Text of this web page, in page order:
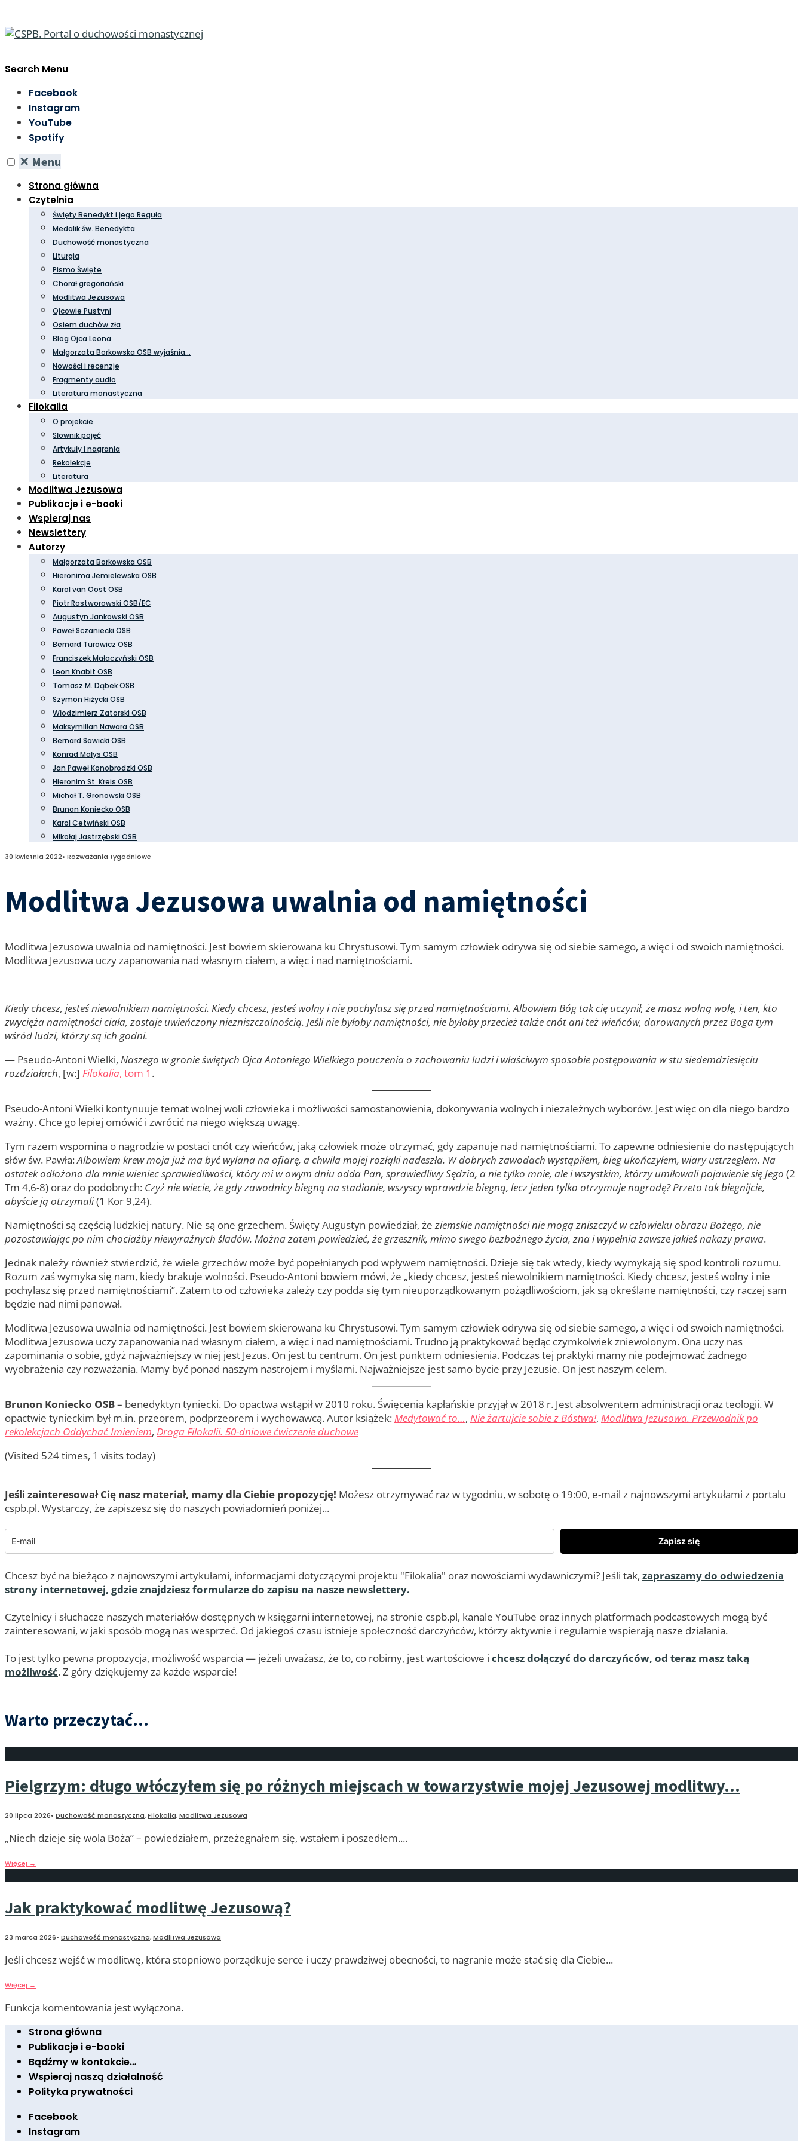
Search Menu
Facebook
Instagram
YouTube
Spotify
✕ Menu
Strona główna
Czytelnia
Święty Benedykt i jego Reguła
Medalik św. Benedykta
Duchowość monastyczna
Liturgia
Pismo Święte
Chorał gregoriański
Modlitwa Jezusowa
Ojcowie Pustyni
Osiem duchów zła
Blog Ojca Leona
Małgorzata Borkowska OSB wyjaśnia…
Nowości i recenzje
Fragmenty audio
Literatura monastyczna
Filokalia
O projekcie
Słownik pojęć
Artykuły i nagrania
Rekolekcje
Literatura
Modlitwa Jezusowa
Publikacje i e-booki
Wspieraj nas
Newslettery
Autorzy
Małgorzata Borkowska OSB
Hieronima Jemielewska OSB
Karol van Oost OSB
Piotr Rostworowski OSB/EC
Augustyn Jankowski OSB
Paweł Sczaniecki OSB
Bernard Turowicz OSB
Franciszek Małaczyński OSB
Leon Knabit OSB
Tomasz M. Dąbek OSB
Szymon Hiżycki OSB
Włodzimierz Zatorski OSB
Maksymilian Nawara OSB
Bernard Sawicki OSB
Konrad Małys OSB
Jan Paweł Konobrodzki OSB
Hieronim St. Kreis OSB
Michał T. Gronowski OSB
Brunon Koniecko OSB
Karol Cetwiński OSB
Mikołaj Jastrzębski OSB
30 kwietnia 2022• Rozważania tygodniowe
Modlitwa Jezusowa uwalnia od namiętności
Modlitwa Jezusowa uwalnia od namiętności. Jest bowiem skierowana ku Chrystusowi. Tym samym człowiek odrywa się od siebie samego, a więc i od swoich namiętności.
Modlitwa Jezusowa uczy zapanowania nad własnym ciałem, a więc i nad namiętnościami.
Kiedy chcesz, jesteś niewolnikiem namiętności. Kiedy chcesz, jesteś wolny i nie pochylasz się przed namiętnościami. Albowiem Bóg tak cię uczynił, że masz wolną wolę, i ten, kto
zwycięża namiętności ciała, zostaje uwieńczony niezniszczalnością. Jeśli nie byłoby namiętności, nie byłoby przecież także cnót ani też wieńców, darowanych przez Boga tym
wśród ludzi, którzy są ich godni.
— Pseudo-Antoni Wielki, Naszego w gronie świętych Ojca Antoniego Wielkiego pouczenia o zachowaniu ludzi i właściwym sposobie postępowania w stu siedemdziesięciu
rozdziałach, [w:] Filokalia, tom 1 .
Pseudo-Antoni Wielki kontynuuje temat wolnej woli człowieka i możliwości samostanowienia, dokonywania wolnych i niezależnych wyborów. Jest więc on dla niego bardzo
ważny. Chce go lepiej omówić i zwrócić na niego większą uwagę.
Tym razem wspomina o nagrodzie w postaci cnót czy wieńców, jaką człowiek może otrzymać, gdy zapanuje nad namiętnościami. To zapewne odniesienie do następujących
słów św. Pawła:Albowiem krew moja już ma być wylana na ofiarę, a chwila mojej rozłąki nadeszła. W dobrych zawodach wystąpiłem, bieg ukończyłem, wiary ustrzegłem. Na
ostatek odłożono dla mnie wieniec sprawiedliwości, który mi w owym dniu odda Pan, sprawiedliwy Sędzia, a nie tylko mnie, ale i wszystkim, którzy umiłowali pojawienie się Jego (2
Tm 4,6-8) oraz do podobnych: Czyż nie wiecie, że gdy zawodnicy biegną na stadionie, wszyscy wprawdzie biegną, lecz jeden tylko otrzymuje nagrodę? Przeto tak biegnijcie,
abyście ją otrzymali(1 Kor 9,24).
Namiętności są częścią ludzkiej natury. Nie są one grzechem. Święty Augustyn powiedział, żeziemskie namiętności nie mogą zniszczyć w człowieku obrazu Bożego, nie
pozostawiając po nim chociażby niewyraźnych śladów. Można zatem powiedzieć, że grzesznik, mimo swego bezbożnego życia, zna i wypełnia zawsze jakieś nakazy prawa.
Jednak należy również stwierdzić, że wiele grzechów może być popełnianych pod wpływem namiętności. Dzieje się tak wtedy, kiedy wymykają się spod kontroli rozumu.
Rozum zaś wymyka się nam, kiedy brakuje wolności. Pseudo-Antoni bowiem mówi, że „kiedy chcesz, jesteś niewolnikiem namiętności. Kiedy chcesz, jesteś wolny i nie
pochylasz się przed namiętnościami”. Zatem to od człowieka zależy czy podda się tym nieuporządkowanym pożądliwościom, jak są określane namiętności, czy raczej sam
będzie nad nimi panował.
Modlitwa Jezusowa uwalnia od namiętności. Jest bowiem skierowana ku Chrystusowi. Tym samym człowiek odrywa się od siebie samego, a więc i od swoich namiętności.
Modlitwa Jezusowa uczy zapanowania nad własnym ciałem, a więc i nad namiętnościami. Trudno ją praktykować będąc czymkolwiek zniewolonym. Ona uczy nas
zapominania o sobie, gdyż najważniejszy w niej jest Jezus. On jest tu centrum. On jest punktem odniesienia. Podczas tej praktyki mamy nie podejmować żadnego
wyobrażenia czy rozważania. Mamy być ponad naszym nastrojem i myślami. Najważniejsze jest samo bycie przy Jezusie. On jest naszym celem.
Brunon Koniecko OSB– benedyktyn tyniecki. Do opactwa wstąpił w 2010 roku. Święcenia kapłańskie przyjął w 2018 r. Jest absolwentem administracji oraz teologii. W
opactwie tynieckim był m.in. przeorem, podprzeorem i wychowawcą. Autor książek:Medytować to…, Nie żartujcie sobie z Bóstwa!, Modlitwa Jezusowa. Przewodnik po
rekolekcjach Oddychać Imieniem, Droga Filokalii. 50-dniowe ćwiczenie duchowe
(Visited 524 times, 1 visits today)
Jeśli zainteresował Cię nasz materiał, mamy dla Ciebie propozycję! Możesz otrzymywać raz w tygodniu, w sobotę o 19:00, e-mail z najnowszymi artykułami z portalu
cspb.pl. Wystarczy, że zapiszesz się do naszych powiadomień poniżej...
Zapisz się
Chcesz być na bieżąco z najnowszymi artykułami, informacjami dotyczącymi projektu "Filokalia" oraz nowościami wydawniczymi? Jeśli tak, zapraszamy do odwiedzenia
strony internetowej, gdzie znajdziesz formularze do zapisu na nasze newslettery.
Czytelnicy i słuchacze naszych materiałów dostępnych w księgarni internetowej, na stronie cspb.pl, kanale YouTube oraz innych platformach podcastowych mogą być
zainteresowani, w jaki sposób mogą nas wesprzeć. Od jakiegoś czasu istnieje społeczność darczyńców, którzy aktywnie i regularnie wspierają nasze działania.
To jest tylko pewna propozycja, możliwość wsparcia — jeżeli uważasz, że to, co robimy, jest wartościowe i chcesz dołączyć do darczyńców, od teraz masz taką
możliwość. Z góry dziękujemy za każde wsparcie!
Warto przeczytać...
Pielgrzym: długo włóczyłem się po różnych miejscach w towarzystwie mojej Jezusowej modlitwy…
20 lipca 2026• Duchowość monastyczna,Filokalia,Modlitwa Jezusowa
„Niech dzieje się wola Boża” – powiedziałem, przeżegnałem się, wstałem i poszedłem....
Więcej →
Jak praktykować modlitwę Jezusową?
23 marca 2026• Duchowość monastyczna,Modlitwa Jezusowa
Jeśli chcesz wejść w modlitwę, która stopniowo porządkuje serce i uczy prawdziwej obecności, to nagranie może stać się dla Ciebie...
Więcej →
Funkcja komentowania jest wyłączona.
Strona główna
Publikacje i e-booki
Bądźmy w kontakcie…
Wspieraj naszą działalność
Polityka prywatności
Facebook
Instagram